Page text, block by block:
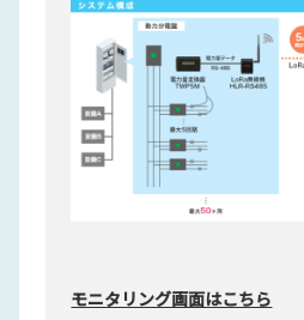
モニタリング画面はこちら